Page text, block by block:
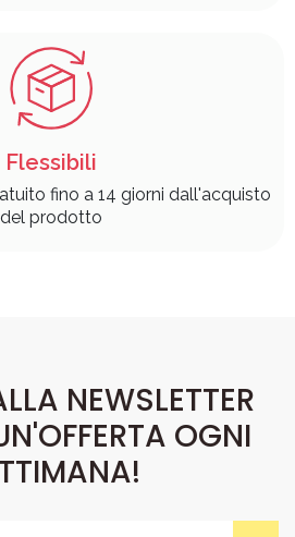
Flessibili
fino a 14 giorni dall'acquisto
del prodotto
NEWSLETTER
OGNI